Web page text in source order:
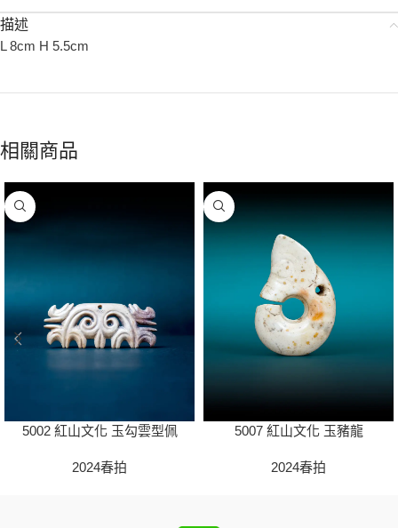
描述
L 8cm H 5.5cm
相關商品
5002 紅山文化 玉勾雲型佩
2024春拍
5007 紅山文化 玉豬龍
2024春拍